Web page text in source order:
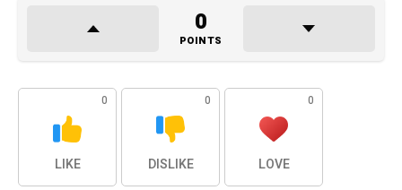
0
POINTS
0
LIKE
0
DISLIKE
0
LOVE